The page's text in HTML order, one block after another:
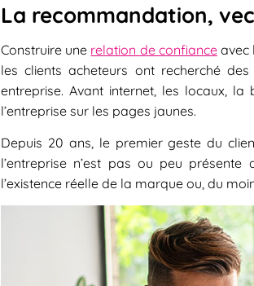
La recommandation,
Construire une relation de confianceavec
les clients acheteurs ont recherché
entreprise. Avant internet, les locaux,
l’entreprise sur les pages jaunes.
Depuis 20 ans, le premier geste du
l’entreprise n’est pas ou peu
l’existence réelle de la marque ou, du